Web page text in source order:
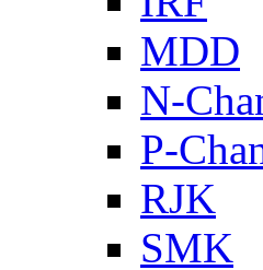
MDD
N-
P-
RJK
SMK